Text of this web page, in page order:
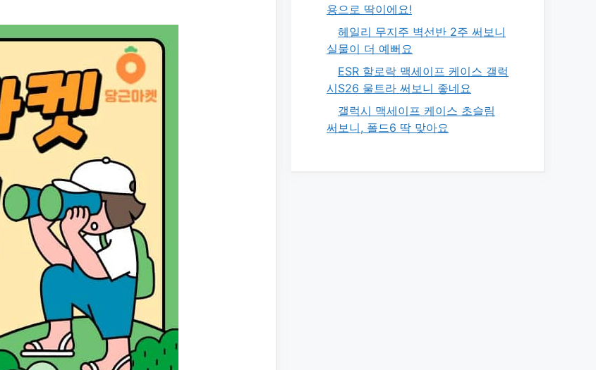
용으로 딱이에요!
헤일리 무지주 벽선반 2주 써보니
실물이 더 예뻐요
ESR 할로락 맥세이프 케이스 갤럭
시S26 울트라 써보니 좋네요
갤럭시 맥세이프 케이스 초슬림
써보니, 폴드6 딱 맞아요